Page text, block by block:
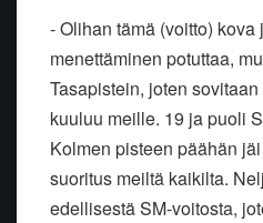
- Olihan tämä (voitto) kova
menettäminen potuttaa,
Tasapistein, joten
kuuluu meille. 19 ja puoli
Kolmen pisteen päähän jäi
suoritus meiltä kaikilta.
edellisestäSM-voitosta,